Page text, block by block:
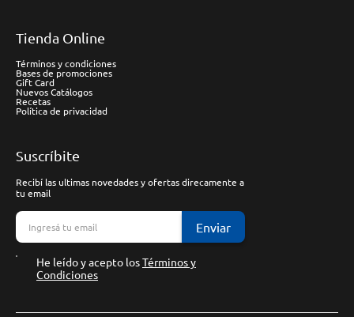
Tienda Online
Términos y condiciones
Bases de promociones
Gift Card
Nuevos Catálogos
Recetas
Política de privacidad
Suscríbite
Recibí las ultimas novedades y ofertas direcamente a
tu email
Enviar
He leído y acepto losTérminos y
Condiciones